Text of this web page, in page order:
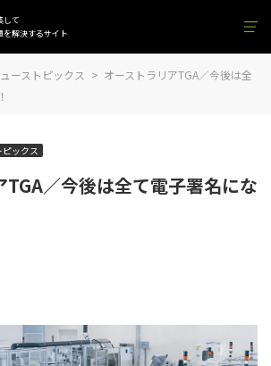
して
を解決するサイト
ーストピックス
オーストラリアTGA／今後は全
TGA／今後は全て電子署名にな
ックス